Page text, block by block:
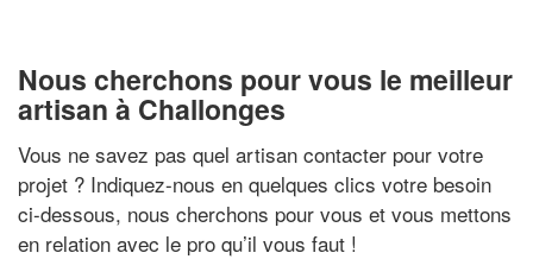
Nous cherchons pour vous le meilleur
artisan à Challonges
Vous ne savez pas quel artisan contacter pour votre
projet ? Indiquez-nous en quelques clics votre besoin
ci-dessous, nous cherchons pour vous et vous mettons
en relation avec le pro qu’il vous faut !